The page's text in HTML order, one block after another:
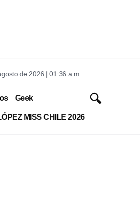
de 2026 | 01:36 a.m.
Geek
MISS CHILE 2026